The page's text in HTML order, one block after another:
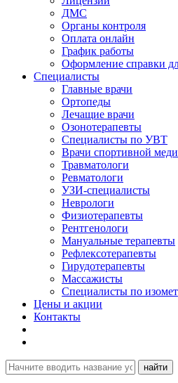
ДМС
Органы контроля
Оплата онлайн
График работы
Оформление справки
Специалисты
Главные врачи
Ортопеды
Лечащие врачи
Озонотерапевты
Специалисты по УВТ
Врачи спортивной
Травматологи
Ревматологи
УЗИ-специалисты
Неврологи
Физиотерапевты
Рентгенологи
Мануальные терапевты
Рефлексотерапевты
Гирудотерапевты
Массажисты
Специалисты по
Цены и акции
Контакты
найти